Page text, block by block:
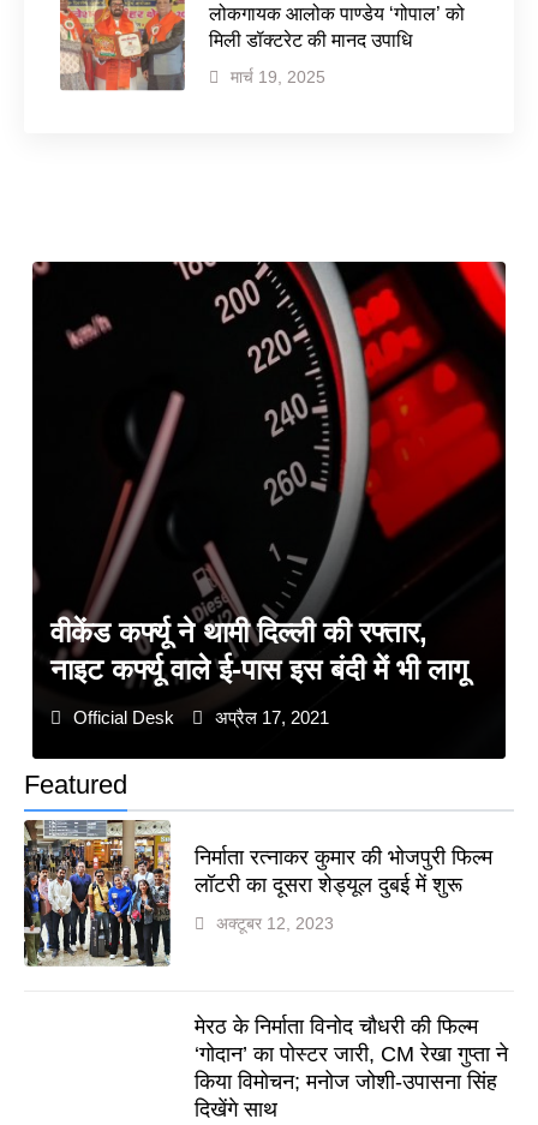
लोकगायक आलोक पाण्डेय ‘गोपाल’ को
मिली डॉक्टरेट की मानद उपाधि
मार्च 19, 2025
Featured
निर्माता रत्नाकर कुमार की भोजपुरी फिल्म
लॉटरी का दूसरा शेड्यूल दुबई में शुरू
अक्टूबर 12, 2023
मेरठ के निर्माता विनोद चौधरी की फिल्म
‘गोदान’ का पोस्टर जारी, CM रेखा गुप्ता ने
किया विमोचन; मनोज जोशी-उपासना सिंह
दिखेंगे साथ
वीकेंड कर्फ्यू ने थामी दिल्ली की रफ्तार,
नाइट कर्फ्यू वाले ई-पास इस बंदी में भी लागू
Official Desk अप्रैल 17, 2021